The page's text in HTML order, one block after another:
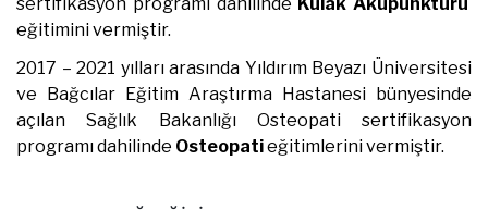
eğitimini vermiştir.
2017 – 2021 yılları arasında Yıldırım Beyazı Üniversitesi
ve Bağcılar Eğitim Araştırma Hastanesi bünyesinde
açılan Sağlık Bakanlığı Osteopati sertifikasyon
programı dahilinde Osteopatieğitimlerini vermiştir.